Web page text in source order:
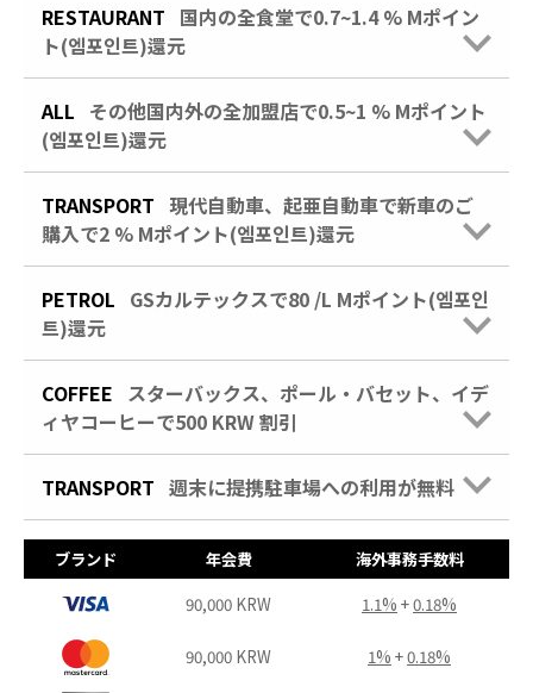
RESTAURANT 国内の全食堂で0.7~1.4 % Mポイン
ト(엠포인트)還元
ALL その他国内外の全加盟店で0.5~1 % Mポイント
(엠포인트)還元
TRANSPORT 現代自動車、起亜自動車で新車のご
購入で2 % Mポイント(엠포인트)還元
PETROL GSカルテックスで80 /L Mポイント(엠포인
트)還元
COFFEE スターバックス、ポール・バセット、イデ
ィヤコーヒーで500 KRW 割引
TRANSPORT 週末に提携駐車場への利用が無料
ブランド 年会費
海外事務手数料
90,000 KRW
1.1% +0.18%
90,000 KRW 1% +0.18%